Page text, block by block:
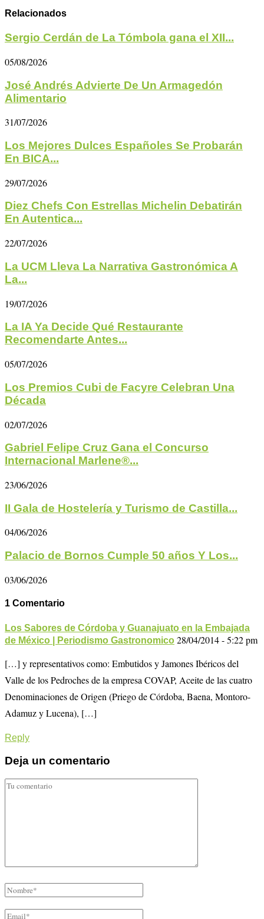
Relacionados
Sergio Cerdán de La Tómbola gana el XII...
05/08/2026
José Andrés Advierte De Un Armagedón
Alimentario
31/07/2026
Los Mejores Dulces Españoles Se Probarán
En BICA...
29/07/2026
Diez Chefs Con Estrellas Michelin Debatirán
En Autentica...
22/07/2026
La UCM Lleva La Narrativa Gastronómica A
La...
19/07/2026
La IA Ya Decide Qué Restaurante
Recomendarte Antes...
05/07/2026
Los Premios Cubi de Facyre Celebran Una
Década
02/07/2026
Gabriel Felipe Cruz Gana el Concurso
Internacional Marlene®...
23/06/2026
II Gala de Hostelería y Turismo de Castilla...
04/06/2026
Palacio de Bornos Cumple 50 años Y Los...
03/06/2026
1 Comentario
Los Sabores de Córdoba y Guanajuato en la Embajada
de México | Periodismo Gastronomico 28/04/2014 - 5:22 pm
[…] y representativos como: Embutidos y Jamones Ibéricos del
Valle de los Pedroches de la empresa COVAP, Aceite de las cuatro
Denominaciones de Origen (Priego de Córdoba, Baena, Montoro-
Adamuz y Lucena), […]
Reply
Deja un comentario